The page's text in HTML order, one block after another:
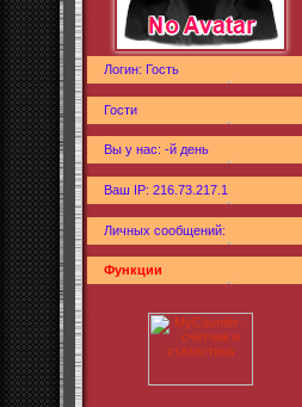
Логин: Гость
Гости
Вы у нас: -й день
Ваш IP: 216.73.217.1
Личных сообщений:
Функции